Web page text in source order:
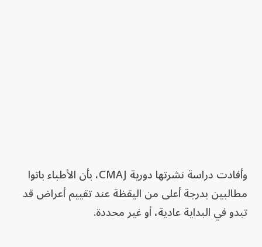
وأفادت دراسة نشرتها دورية CMAJ، بأن الأطباء باتوا
مطالبين بدرجة أعلى من اليقظة عند تقييم أعراض قد
تبدو في البداية عادية، أو غير محددة.